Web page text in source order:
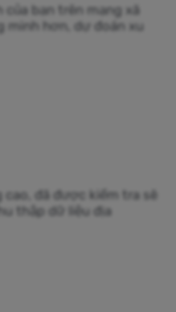
của bạn trên mạng xã
minh hơn, dự đoán xu
cao, đã được kiểm tra sẽ
thập dữ liệu địa